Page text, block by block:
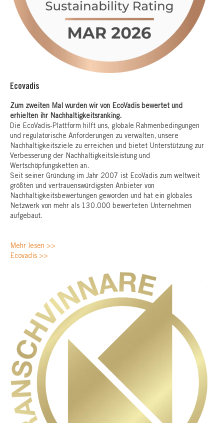
Ecovadis
Zum zweiten Mal wurden wir von EcoVadis bewertet und
erhielten ihr Nachhaltigkeitsranking.
Die EcoVadis-Plattform hilft uns, globale Rahmenbedingungen
und regulatorische Anforderungen zu verwalten, unsere
Nachhaltigkeitsziele zu erreichen und bietet Unterstützung zur
Verbesserung der Nachhaltigkeitsleistung und
Wertschöpfungsketten an.
Seit seiner Gründung im Jahr 2007 ist EcoVadis zum weltweit
größten und vertrauenswürdigsten Anbieter von
Nachhaltigkeitsbewertungen geworden und hat ein globales
Netzwerk von mehr als 130.000 bewerteten Unternehmen
aufgebaut.
Mehr lesen >>
Ecovadis >>